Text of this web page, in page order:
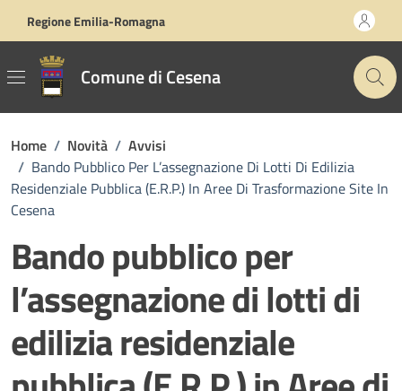
Regione Emilia-Romagna
Comune di Cesena
Home / Novità / Avvisi
/ Bando Pubblico Per L’assegnazione Di Lotti Di Edilizia
Residenziale Pubblica (E.R.P.) In Aree Di Trasformazione Site In
Cesena
Bando pubblico per
l’assegnazione di lotti di
edilizia residenziale